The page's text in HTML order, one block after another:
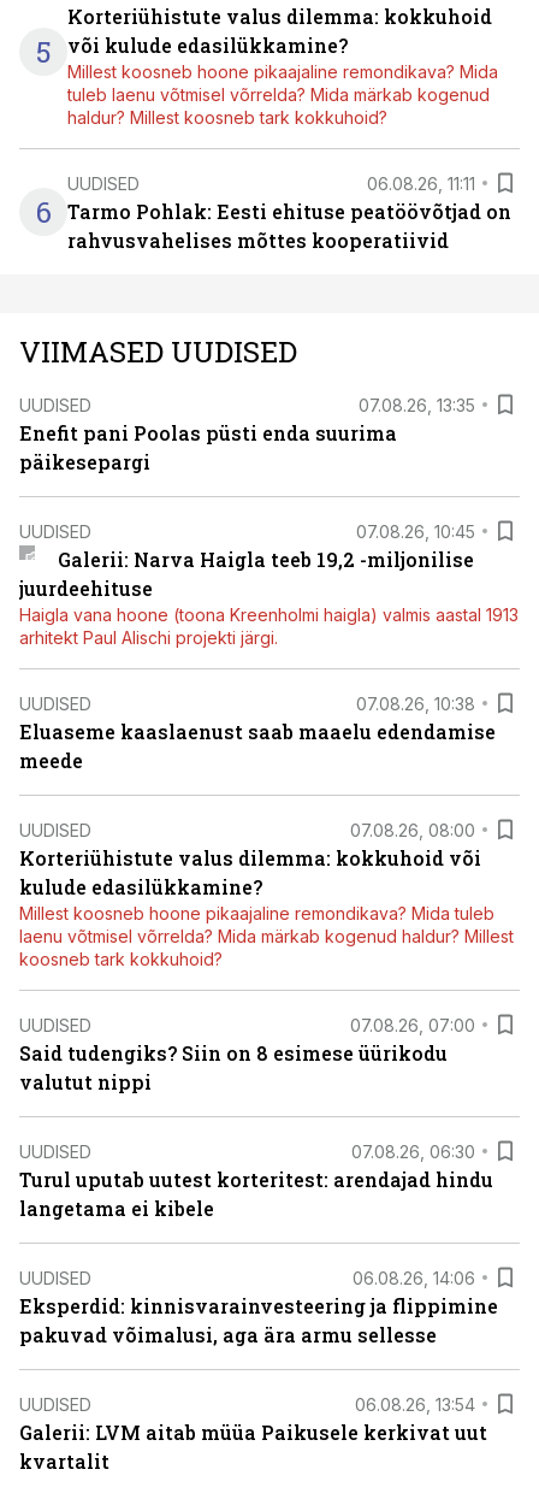
5
Korteriühistute valus dilemma: kokkuhoid
või kulude edasilükkamine?
Millest koosneb hoone pikaajaline remondikava? Mida
tuleb laenu võtmisel võrrelda? Mida märkab kogenud
haldur? Millest koosneb tark kokkuhoid?
6
UUDISED 06.08.26, 11:11
Tarmo Pohlak: Eesti ehituse peatöövõtjad on
rahvusvahelises mõttes kooperatiivid
VIIMASED UUDISED
UUDISED 07.08.26, 13:35
Enefit pani Poolas püsti enda suurima
päikesepargi
UUDISED 07.08.26, 10:45
Galerii: Narva Haigla teeb 19,2 -miljonilise
juurdeehituse
Haigla vana hoone (toona Kreenholmi haigla) valmis aastal 1913
arhitekt Paul Alischi projekti järgi.
UUDISED 07.08.26, 10:38
Eluaseme kaaslaenust saab maaelu edendamise
meede
UUDISED 07.08.26, 08:00
Korteriühistute valus dilemma: kokkuhoid või
kulude edasilükkamine?
Millest koosneb hoone pikaajaline remondikava? Mida tuleb
laenu võtmisel võrrelda? Mida märkab kogenud haldur? Millest
koosneb tark kokkuhoid?
UUDISED 07.08.26, 07:00
Said tudengiks? Siin on 8 esimese üürikodu
valutut nippi
UUDISED 07.08.26, 06:30
Turul uputab uutest korteritest: arendajad hindu
langetama ei kibele
UUDISED 06.08.26, 14:06
Eksperdid: kinnisvarainvesteering ja flippimine
pakuvad võimalusi, aga ära armu sellesse
UUDISED 06.08.26, 13:54
Galerii: LVM aitab müüa Paikusele kerkivat uut
kvartalit